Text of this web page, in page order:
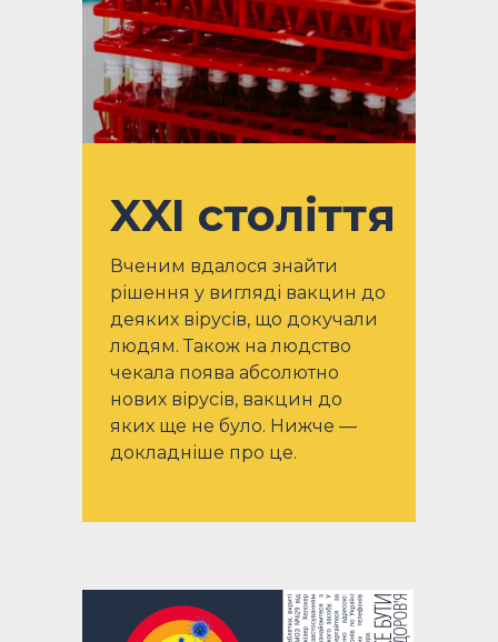
XXI століття
Вченим вдалося знайти
рішення у вигляді вакцин до
деяких вірусів, що докучали
людям. Також на людство
чекала поява абсолютно
нових вірусів, вакцин до
яких ще не було. Нижче —
докладніше про це.